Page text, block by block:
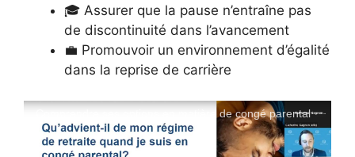
🎓 Assurer que la pause n’entraîne pas
de discontinuité dans l’avancement
💼 Promouvoir un environnement d’égalité
dans la reprise de carrière
Comprendre ses options en matière de congé parental